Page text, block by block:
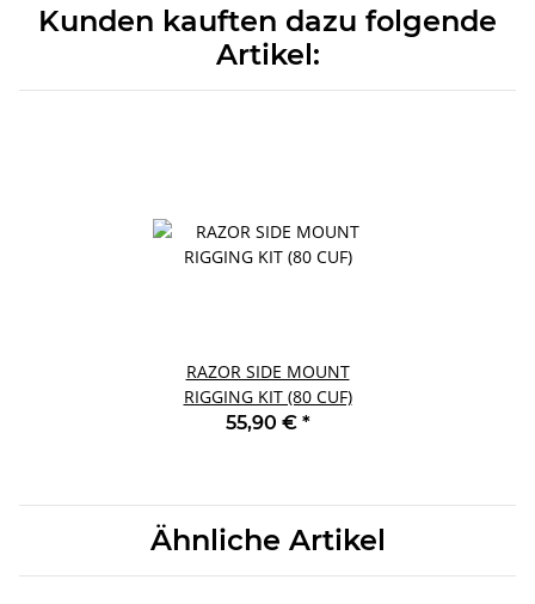
Kunden kauften dazu folgende
Artikel:
RAZOR SIDE MOUNT
RIGGING KIT (80 CUF)
55,90 € *
Ähnliche Artikel